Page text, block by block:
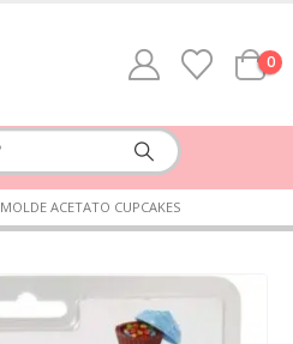
0
MOLDE ACETATO CUPCAKES